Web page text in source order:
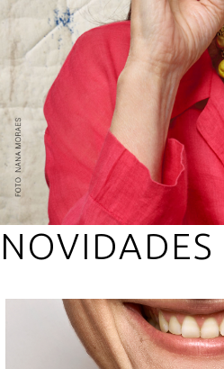
NOVIDADES